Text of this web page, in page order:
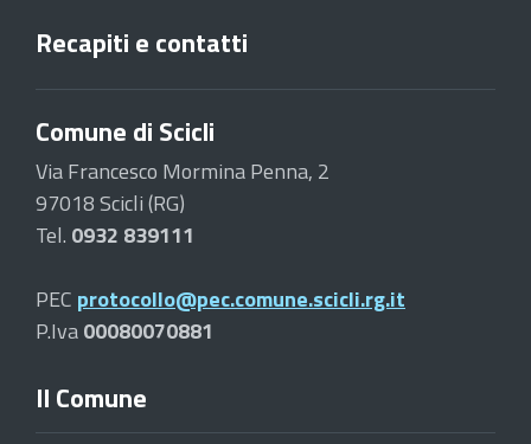
Recapiti e contatti
Comune di Scicli
Via Francesco Mormina Penna, 2
97018 Scicli (RG)
Tel. 0932 839111
PEC protocollo@pec.comune.scicli.rg.it
P.Iva00080070881
Il Comune